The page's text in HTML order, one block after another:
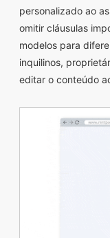
personalizado ao
omitir cláusulas
modelos para
inquilinos,
editar o conteúdo